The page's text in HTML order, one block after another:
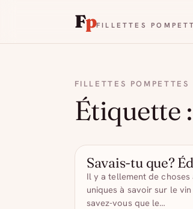
FpFILLETTES
FILLETTES POMPETTES
Étiquette
ARTICLES
Savais-tu que?
Il y a tellement de choses
uniques à savoir sur le
savez-vous que le…